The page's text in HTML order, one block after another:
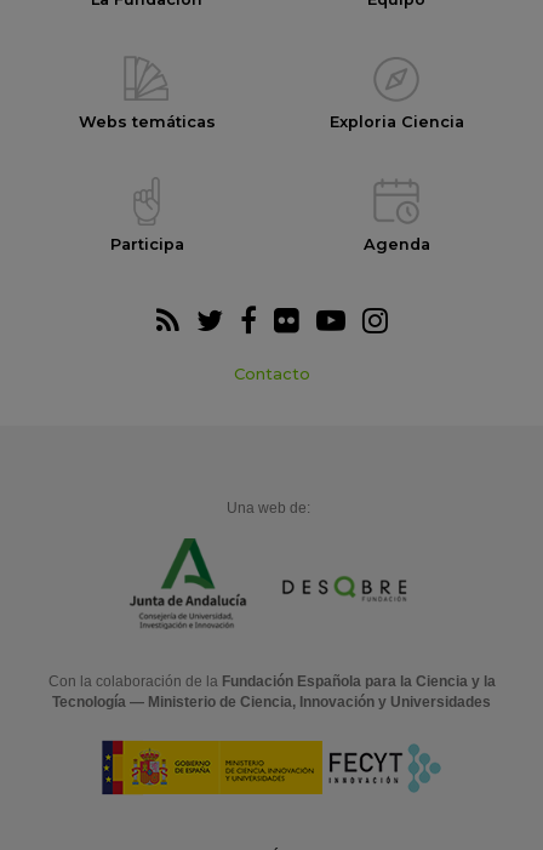
Webs temáticas Exploria Ciencia
Participa Agenda
Contacto
Una web de:
Con la colaboración de la Fundación Española para la Ciencia y la
Tecnología — Ministerio de Ciencia, Innovación y Universidades